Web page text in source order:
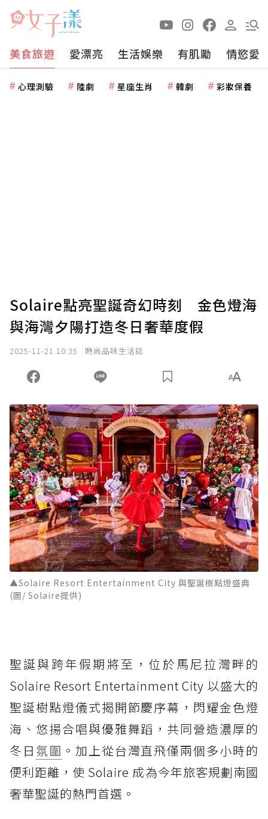
美食旅遊 愛漂亮 生活娛樂 有肌勵 情慾愛
心理測驗 陸劇 星座生肖 韓劇 彩妝保養
Solaire點亮聖誕奇幻時刻 金色燈海
與海灣夕陽打造冬日奢華度假
2025-11-21 10:35 時尚品味生活誌
▲Solaire Resort Entertainment City 與聖誕樹點燈盛典
(圖/ Solaire提供)
聖誕與跨年假期將至，位於馬尼拉灣畔的
Solaire Resort Entertainment City 以盛大的
聖誕樹點燈儀式揭開節慶序幕，閃耀金色燈
海、悠揚合唱與優雅舞蹈，共同營造濃厚的
冬日 氛圍 。加上從台灣直飛僅兩個多小時的
便利距離，使 Solaire 成為今年旅客規劃南國
奢華聖誕的熱門首選。